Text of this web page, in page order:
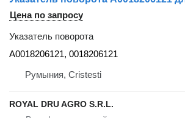
Цена по запросу
Указатель поворота
A0018206121, 0018206121
Румыния, Cristesti
ROYAL DRU AGRO S.R.L.